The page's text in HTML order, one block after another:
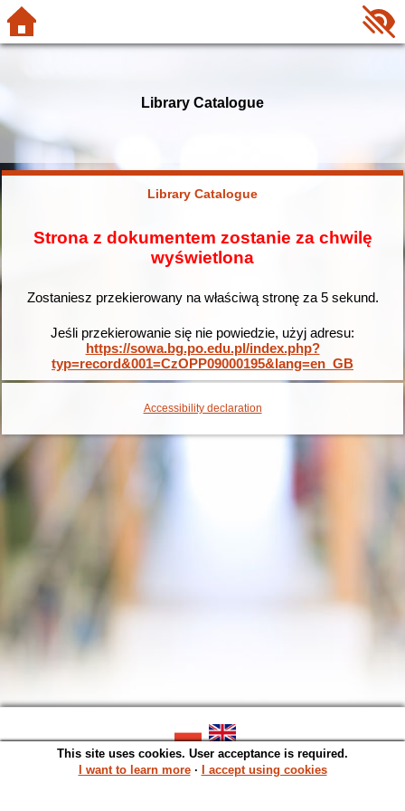
Library Catalogue
Library Catalogue
Strona z dokumentem zostanie za chwilę
wyświetlona
Zostaniesz przekierowany na właściwą stronę za 5sekund.
Jeśli przekierowanie się nie powiedzie, użyj adresu:
https://sowa.bg.po.edu.pl/index.php?
typ=record&001=CzOPP09000195&lang=en_GB
Accessibility declaration
SOWA OPAC v. 6.11.10 (2026-07-24)
Generated in 0,0014 s.
This site uses cookies. User acceptance is required.
I want to learn more∙ I accept using cookies